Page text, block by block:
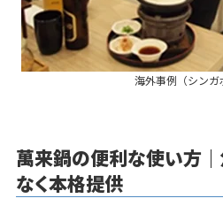
海外事例（シンガ
萬来鍋の便利な使い方｜
なく本格提供